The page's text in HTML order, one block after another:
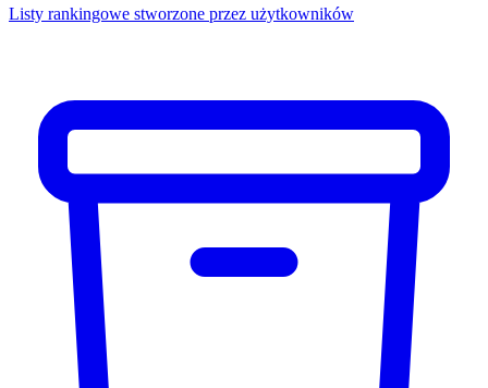
Listy rankingowe stworzone przez użytkowników